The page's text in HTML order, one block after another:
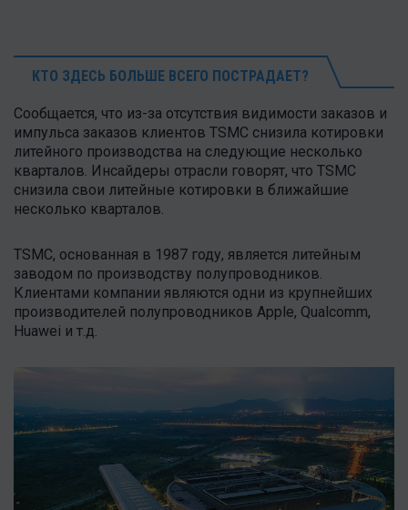
КТО ЗДЕСЬ БОЛЬШЕ ВСЕГО ПОСТРАДАЕТ?
Сообщается, что из-за отсутствия видимости заказов и
импульса заказов клиентов TSMC снизила котировки
литейного производства на следующие несколько
кварталов. Инсайдеры отрасли говорят, что TSMC
снизила свои литейные котировки в ближайшие
несколько кварталов.
TSMC, основанная в 1987 году, является литейным
заводом по производству полупроводников.
Клиентами компании являются одни из крупнейших
производителей полупроводников Apple, Qualcomm,
Huawei и т.д.